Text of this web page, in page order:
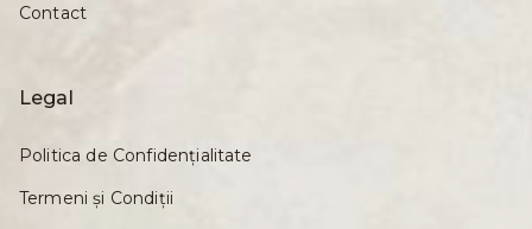
Contact
Legal
Politica de Confidențialitate
Termeni și Condiții